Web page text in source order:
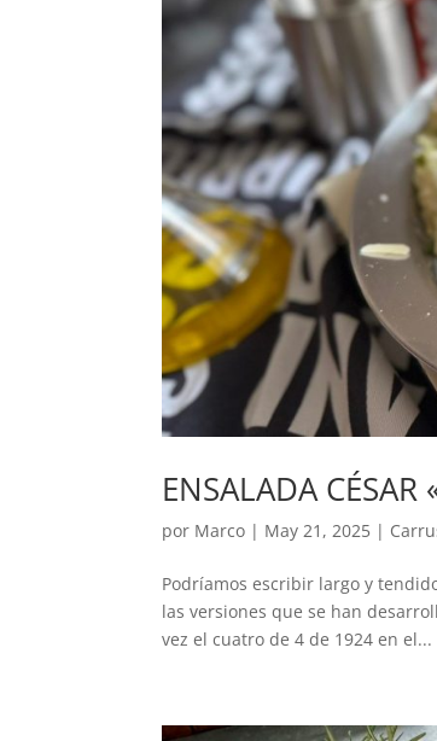
ENSALADA CÉSAR
por Marco | May 21, 2025 |
Podríamos escribir largo y
las versiones que se han
vez el cuatro de 4 de 1924 en el...